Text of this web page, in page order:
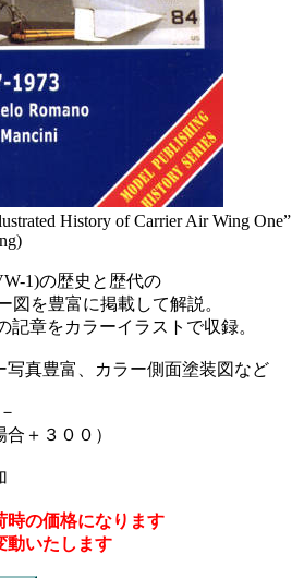
History of Carrier Air Wing One”
1)の歴史と歴代の
を豊富に掲載して解説。
記章をカラーイラストで収録。
写真豊富、カラー側面塗装図など
＋３００）
時の価格になります
動いたします